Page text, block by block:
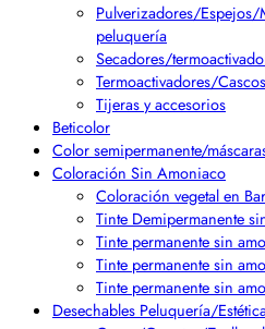
Pulverizadores/
peluquería
Secadores/
Termoactivadores/
Tijeras y accesorios
Beticolor
Color semipermanente/
Coloración Sin Amoniaco
Coloración vegetal en
Tinte Demipermanente
Tinte permanente sin
Tinte permanente sin
Tinte permanente sin
Desechables Peluquería/